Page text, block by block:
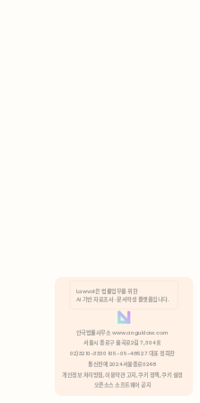
분석 쿠키 허용
Lawvot은 법률업무를 위한
AI 기반 자료조사 · 문서작성 플랫폼입니다.
안국법률사무소 www.anguklaw.com
서울시 종로구 율곡로2길 7, 304호
02)3210-3330 105-05-48527 대표 정희찬
통신판매 2024서울종로0248
개인정보 처리방침, 이용약관 고지, 쿠키 정책, 쿠키 설정
오픈소스 소프트웨어 공지